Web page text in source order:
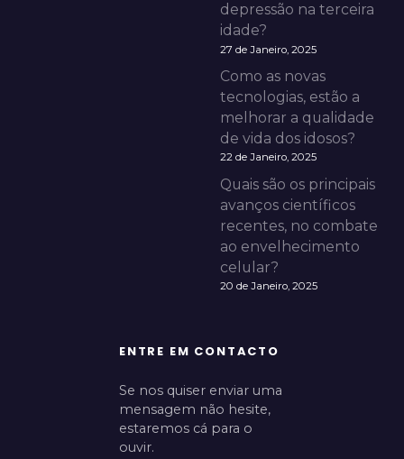
depressão na terceira
idade?
27 de Janeiro, 2025
Como as novas
tecnologias, estão a
melhorar a qualidade
de vida dos idosos?
22 de Janeiro, 2025
Quais são os principais
avanços científicos
recentes, no combate
ao envelhecimento
celular?
20 de Janeiro, 2025
ENTRE EM CONTACTO
Se nos quiser enviar uma
mensagem não hesite,
estaremos cá para o
ouvir.